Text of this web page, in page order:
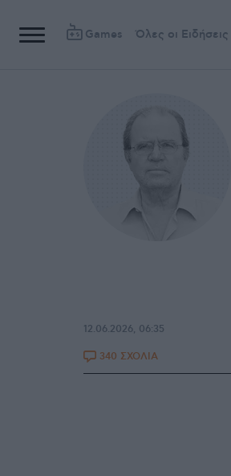
Games Όλες οι Ειδήσεις
12.06.2026, 06:35
340 ΣΧΟΛΙΑ